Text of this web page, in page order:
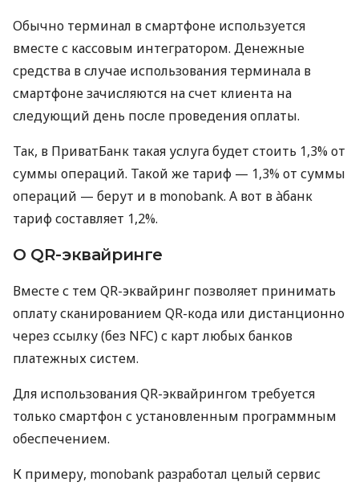
Обычно терминал в смартфоне используется
вместе с кассовым интегратором. Денежные
средства в случае использования терминала в
смартфоне зачисляются на счет клиента на
следующий день после проведения оплаты.
Так, в ПриватБанк такая услуга будет стоить 1,3% от
суммы операций. Такой же тариф — 1,3% от суммы
операций — берут и в monobank. А вот в àбанк
тариф составляет 1,2%.
О QR-эквайринге
Вместе с тем QR-эквайринг позволяет принимать
оплату сканированием QR-кода или дистанционно
через ссылку (без NFC) с карт любых банков
платежных систем.
Для использования QR-эквайрингом требуется
только смартфон с установленным программным
обеспечением.
К примеру, monobank разработал целый сервис